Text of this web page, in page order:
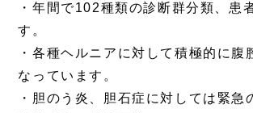
・年間で102種類の診断群分類、患
す。
・各種ヘルニアに対して積極的に腹
なっています。
・胆のう炎、胆石症に対しては緊急